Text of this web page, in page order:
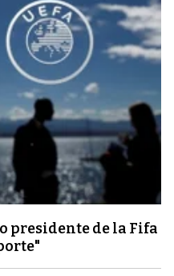
presidente de la Fifa